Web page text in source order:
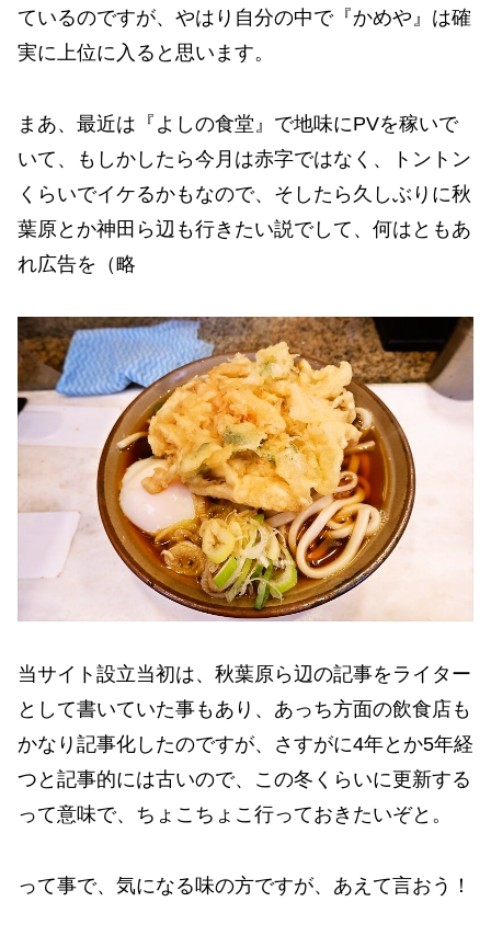
ているのですが、やはり自分の中で『かめや』は確
実に上位に入ると思います。
まあ、最近は『よしの食堂』で地味にPVを稼いで
いて、もしかしたら今月は赤字ではなく、トントン
くらいでイケるかもなので、そしたら久しぶりに秋
葉原とか神田ら辺も行きたい説でして、何はともあ
れ広告を（略
当サイト設立当初は、秋葉原ら辺の記事をライター
として書いていた事もあり、あっち方面の飲食店も
かなり記事化したのですが、さすがに4年とか5年経
つと記事的には古いので、この冬くらいに更新する
って意味で、ちょこちょこ行っておきたいぞと。
って事で、気になる味の方ですが、あえて言おう！